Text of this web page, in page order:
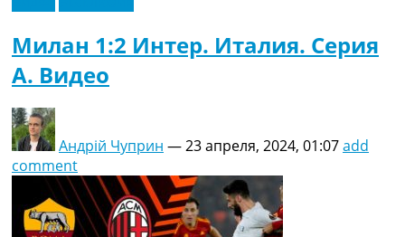
Милан 1:2 Интер. Италия. Серия
A. Видео
Андрій Чуприн —23 апреля, 2024, 01:07add
comment